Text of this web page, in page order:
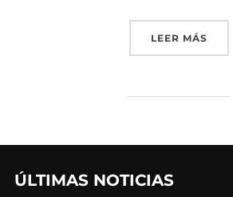
LEER MÁS«LA
ÚLTIMAS NOTICIAS